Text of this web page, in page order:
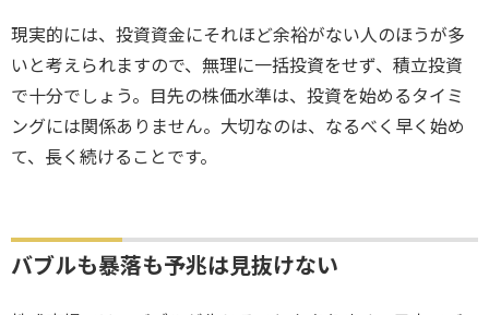
現実的には、投資資金にそれほど余裕がない人のほうが多
いと考えられますので、無理に一括投資をせず、積立投資
で十分でしょう。目先の株価水準は、投資を始めるタイミ
ングには関係ありません。大切なのは、なるべく早く始め
て、長く続けることです。
バブルも暴落も予兆は見抜けない